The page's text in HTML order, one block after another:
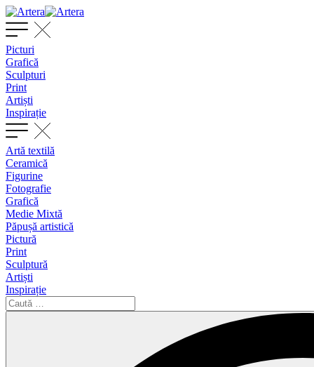
Picturi
Grafică
Sculpturi
Print
Artiști
Inspirație
Artă textilă
Ceramică
Figurine
Fotografie
Grafică
Medie Mixtă
Păpușă artistică
Pictură
Print
Sculptură
Artiști
Inspirație